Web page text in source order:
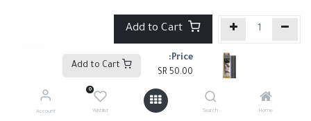
Price:
50.00
Home
Search
0
Wishlist
Account
Add to Cart
إضافة إلى قائمة الأمنيات
أقلام رصاص وفحم3 أقلام فحم2